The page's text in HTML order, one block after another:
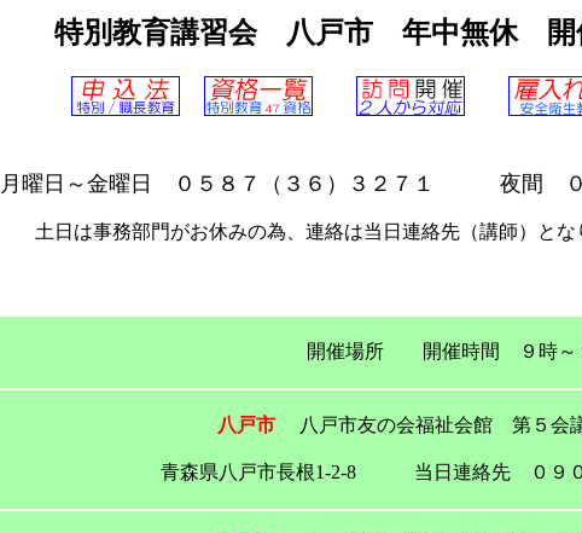
特別教育講習会 八戸市 年中無休 開
曜日～金曜日 ０５８７（３６）３２７１ 夜間 ０
土日は事務部門がお休みの為、連絡は当日連絡先（講師）とな
開催場所 開催時間 ９時～
八戸市 八戸市友の会福祉会館 第５会議
青森県八戸市長根1-2-8 当日連絡先 ０９０